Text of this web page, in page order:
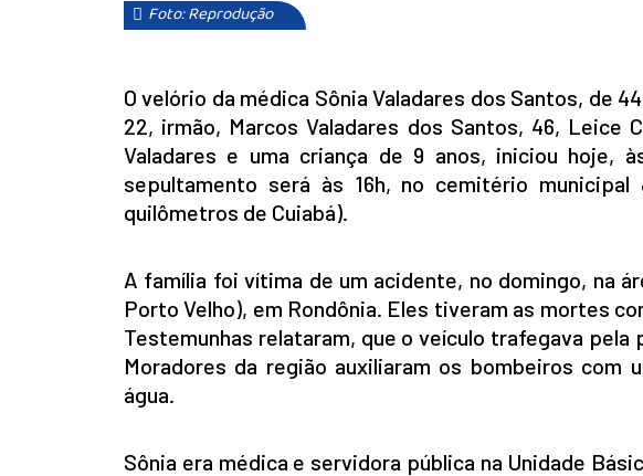
Foto: Reprodução
O velório da médica Sônia Valadares dos Santos, de
22, irmão, Marcos Valadares dos Santos, 46, Leice
Valadares e uma criança de 9 anos, iniciou hoje,
sepultamento será às 16h, no cemitério
quilômetros de Cuiabá).
A família foi vítima de um acidente, no domingo, na
Porto Velho), em Rondônia. Eles tiveram as mortes
Testemunhas relataram, que o veículo trafegava pela
Moradores da região auxiliaram os bombeiros
água.
Sônia era médica e servidora pública na Unidade